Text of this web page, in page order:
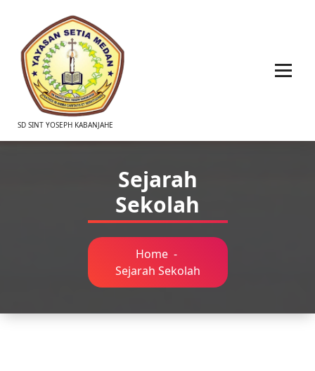
SD SINT YOSEPH KABANJAHE
Sejarah
Sekolah
Home-
Sejarah Sekolah